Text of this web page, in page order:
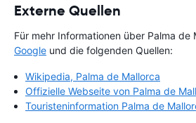
Externe Quellen
Für mehr Informationen über Palma de
Google und die folgenden Quellen:
Wikipedia, Palma de Mallorca
Offizielle Webseite von Palma de
Touristeninformation Palma de